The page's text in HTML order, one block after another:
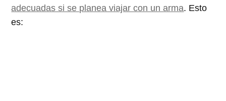
adecuadas si se planea viajar con un arma. Esto
es: